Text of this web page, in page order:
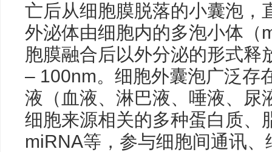
亡后从细胞膜脱落的⼩囊泡，
外泌体由细胞内的多泡⼩体（
胞膜融合后以外分泌的形式释
– 100nm。细胞外囊泡⼴泛存
液（⾎液、淋巴液、唾液、尿
细胞来源相关的多种蛋⽩质、
miRNA等，参与细胞间通讯